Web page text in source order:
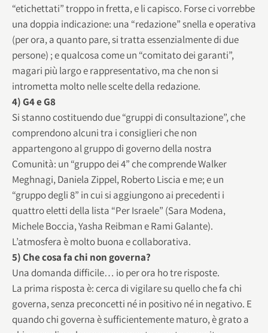
“etichettati” troppo in fretta, e li capisco. Forse ci vorrebbe
una doppia indicazione: una “redazione” snella e operativa
(per ora, a quanto pare, si tratta essenzialmente di due
persone) ; e qualcosa come un “comitato dei garanti”,
magari più largo e rappresentativo, ma che non si
intrometta molto nelle scelte della redazione.
4) G4 e G8
Si stanno costituendo due “gruppi di consultazione”, che
comprendono alcuni tra i consiglieri che non
appartengono al gruppo di governo della nostra
Comunità: un “gruppo dei 4” che comprende Walker
Meghnagi, Daniela Zippel, Roberto Liscia e me; e un
“gruppo degli 8” in cui si aggiungono ai precedenti i
quattro eletti della lista “Per Israele” (Sara Modena,
Michele Boccia, Yasha Reibman e Rami Galante).
L’atmosfera è molto buona e collaborativa.
5) Che cosa fa chi non governa?
Una domanda difficile… io per ora ho tre risposte.
La prima risposta è: cerca di vigilare su quello che fa chi
governa, senza preconcetti né in positivo né in negativo. E
quando chi governa è sufficientemente maturo, è grato a